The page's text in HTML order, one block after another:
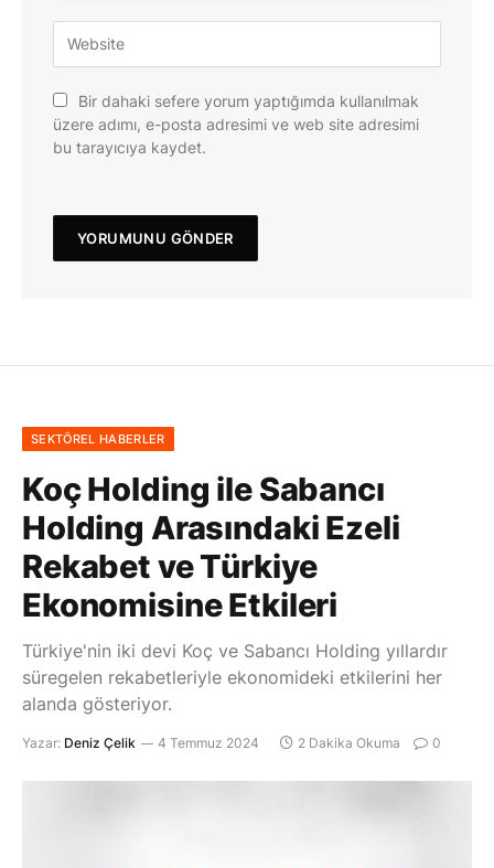
Bir dahaki sefere yorum yaptığımda kullanılmak
üzere adımı, e-posta adresimi ve web site adresimi
bu tarayıcıya kaydet.
SEKTÖREL HABERLER
Koç Holding ile Sabancı
Holding Arasındaki Ezeli
Rekabet ve Türkiye
Ekonomisine Etkileri
Türkiye'nin iki devi Koç ve Sabancı Holding yıllardır
süregelen rekabetleriyle ekonomideki etkilerini her
alanda gösteriyor.
Yazar: Deniz Çelik 4 Temmuz 2024 2 Dakika Okuma 0